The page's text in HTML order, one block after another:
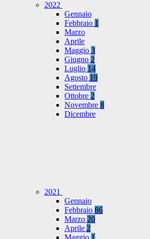
2022
Gennaio
Febbraio 1
Marzo
Aprile
Maggio 3
Giugno 2
Luglio 14
Agosto 19
Settembre
Ottobre 2
Novembre 8
Dicembre
2021
Gennaio
Febbraio 86
Marzo 20
Aprile 2